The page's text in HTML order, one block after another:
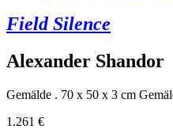
Field Silence
Alexander Shandor
Gemälde . 70 x 50 x 3 cm
1.261 €